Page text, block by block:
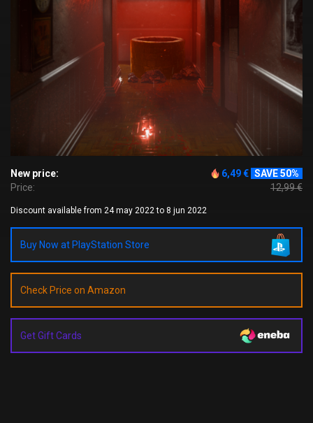
New price: 6,49 € SAVE 50%
Price:
12,99 €
Discount available from 24 may 2022 to 8 jun 2022
Buy Now at PlayStation Store
Check Price on Amazon
Get Gift Cards